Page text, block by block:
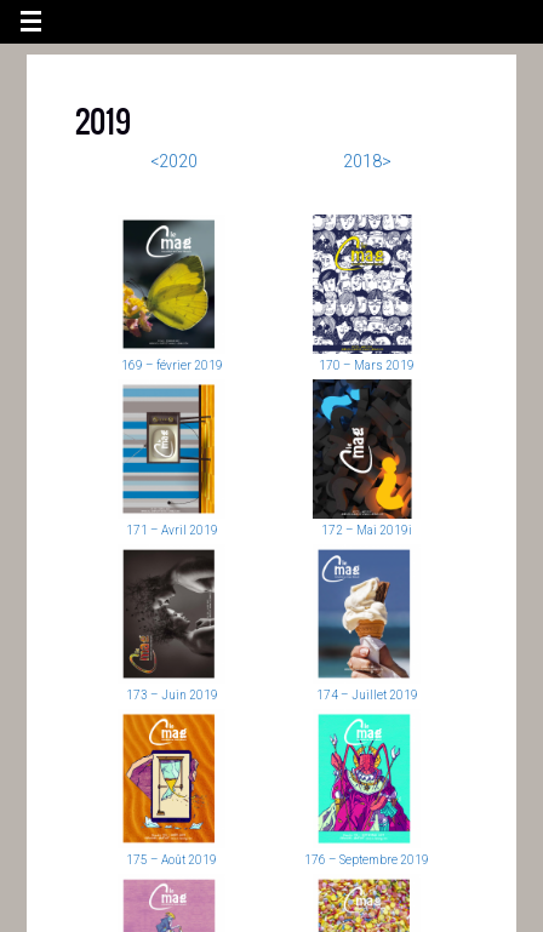
2019
<2020 2018>
169 – février 2019 170 – Mars 2019
171 – Avril 2019 172 – Mai 2019i
173 – Juin 2019 174 – Juillet 2019
175 – Août 2019 176 – Septembre 2019